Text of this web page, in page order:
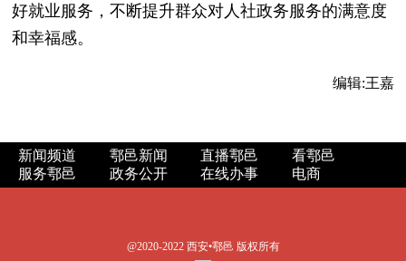
好就业服务，不断提升群众对人社政务服务的满意度
和幸福感。
编辑:王嘉
新闻频道 鄠邑新闻 直播鄠邑
看鄠邑
服务鄠邑
政务公开 在线办事 电商
@2020-2022 西安•鄠邑 版权所有